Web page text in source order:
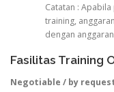
Catatan :
training,
dengan
Fasilitas Training
Negotiable / by